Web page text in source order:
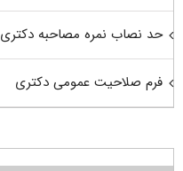
حد نصاب نمره مصاحبه دکتری
فرم صلاحیت عمومی دکتری